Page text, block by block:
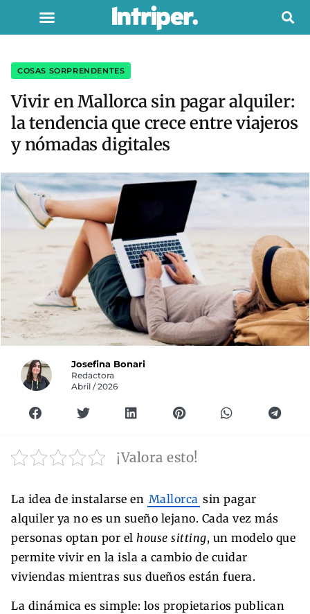
COSAS SORPRENDENTES
Vivir en Mallorca sin pagar alquiler:
la tendencia que crece entre viajeros
y nómadas digitales
Josefina Bonari
Redactora
Abril / 2026
¡Valora esto!
La idea de instalarse en Mallorca sin pagar
alquiler ya no es un sueño lejano. Cada vez más
personas optan por el house sitting, un modelo que
permite vivir en la isla a cambio de cuidar
viviendas mientras sus dueños están fuera.
La dinámica es simple: los propietarios publican